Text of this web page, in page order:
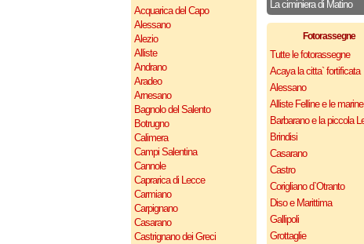
Acquarica del Capo
Alessano
Alezio
Alliste
Andrano
Aradeo
Arnesano
Bagnolo del Salento
Botrugno
Calimera
Campi Salentina
Cannole
Caprarica di Lecce
Carmiano
Carpignano
Casarano
Castrignano dei Greci
La ciminiera di Matino
Fotorassegne
Tutte le fotorassegne
Acaya la citta` fortificata
Alessano
Alliste Felline e le marine
Barbarano e la piccola
Brindisi
Casarano
Castro
Corigliano d`Otranto
Diso e Marittima
Gallipoli
Grottaglie